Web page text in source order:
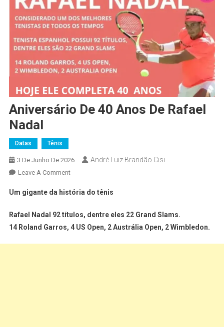
Aniversário De 40 Anos De Rafael
Nadal
Datas Tênis
3 De Junho De 2026 André Luiz Brandão Cisi
Leave A Comment
Um gigante da história do tênis
Rafael Nadal 92 títulos, dentre eles 22 Grand Slams.
14 Roland Garros, 4 US Open, 2 Austrália Open, 2 Wimbledon.